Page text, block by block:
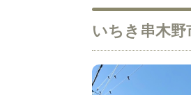
いちき串木